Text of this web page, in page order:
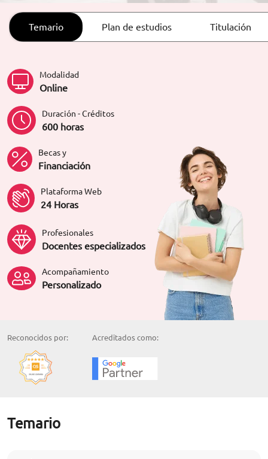
Temario Plan de estudios Titulación
Modalidad
Online
Duración - Créditos
600 horas
Becas y
Financiación
Plataforma Web
24 Horas
Profesionales
Docentes especializados
Acompañamiento
Personalizado
Reconocidos por: Acreditados como:
Temario